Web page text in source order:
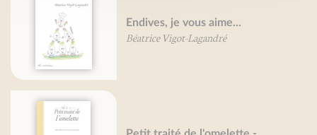
Endives, je vous aime...
Béatrice Vigot-Lagandré